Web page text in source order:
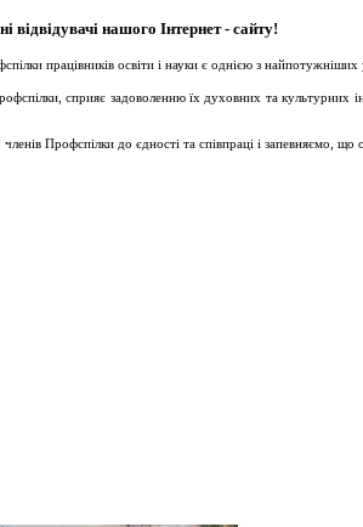
відвідувачі нашого Інтернет - сайту!
працівників освіти і науки є однією з
сприяє задоволенню їх духовних та культурних
Профспілки до єдності та співпраці і запевняємо,